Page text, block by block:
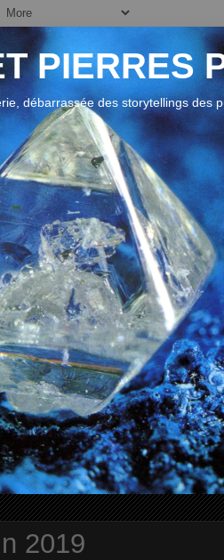
PIERRES
débarrassée des storytellings des
2019